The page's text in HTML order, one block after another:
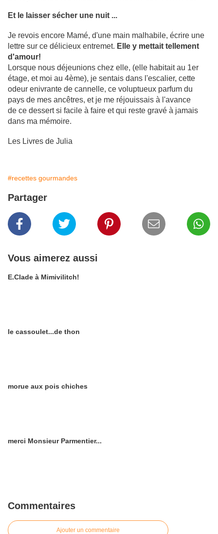
Et le laisser sécher une nuit ...
Je revois encore Mamé, d'une main malhabile, écrire une
lettre sur ce délicieux entremet. Elle y mettait tellement
d'amour!
Lorsque nous déjeunions chez elle, (elle habitait au 1er
étage, et moi au 4ème), je sentais dans l'escalier, cette
odeur enivrante de cannelle, ce voluptueux parfum du
pays de mes ancêtres, et je me réjouissais à l'avance
de ce dessert si facile à faire et qui reste gravé à jamais
dans ma mémoire.
Les Livres de Julia
#recettes gourmandes
Partager
Vous aimerez aussi
E.Clade à Mimivilitch!
le cassoulet...de thon
morue aux pois chiches
merci Monsieur Parmentier...
Commentaires
Ajouter un commentaire